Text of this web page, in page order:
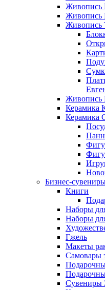
Живопись
Живопись
Живопись
Живопись
Керамика
Керамика
Бизнес-
Книги
Наборы
Наборы
Гжель
Макеты
Самовары
Сувениры